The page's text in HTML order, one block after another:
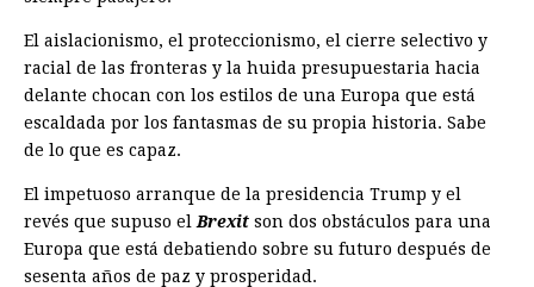
El aislacionismo, el proteccionismo, el cierre selectivo y
racial de las fronteras y la huida presupuestaria hacia
delante chocan con los estilos de una Europa que está
escaldada por los fantasmas de su propia historia. Sabe
de lo que es capaz.
El impetuoso arranque de la presidencia Trump y el
revés que supuso el Brexit son dos obstáculos para una
Europa que está debatiendo sobre su futuro después de
sesenta años de paz y prosperidad.